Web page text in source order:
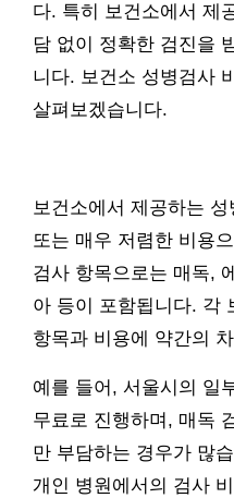
다. 특히 보건소에서 제
담 없이 정확한 검진을
니다. 보건소 성병검사
살펴보겠습니다.
보건소에서 제공하는
또는 매우 저렴한 비용
검사 항목으로는 매독,
아 등이 포함됩니다. 각
항목과 비용에 약간의
예를 들어, 서울시의 일
무료로 진행하며, 매독
만 부담하는 경우가 많
개인 병원에서의 검사